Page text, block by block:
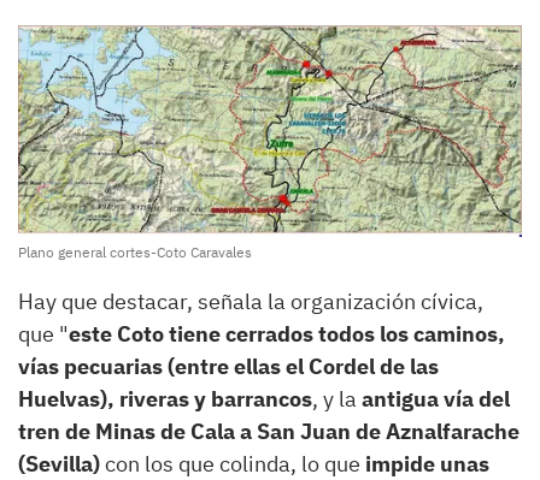
Plano general cortes-Coto Caravales
Hay que destacar, señala la organización cívica,
que "este Coto tiene cerrados todos los caminos,
vías pecuarias (entre ellas el Cordel de las
Huelvas), riveras y barrancos, y la antigua vía del
tren de Minas de Cala a San Juan de Aznalfarache
(Sevilla)con los que colinda, lo que impide unas